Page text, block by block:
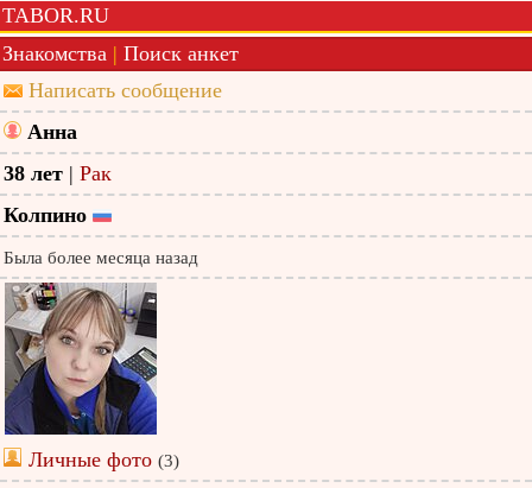
TABOR.RU
Знакомства | Поиск анкет
Написать сообщение
Анна
38 лет | Рак
Колпино
Была более месяца назад
Личные фото (3)